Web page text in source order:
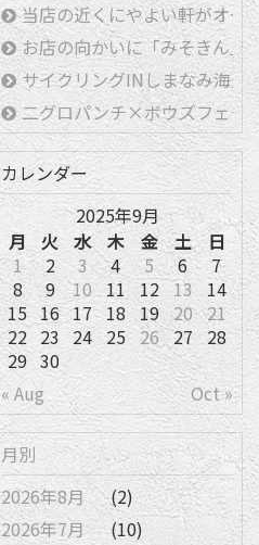
当店の近くにやよい軒がオー
お店の向かいに「みそきん」
サイクリングINしまなみ海道
二グロパンチ×ボウズフェー
カレンダー
2025年9月
月
火 水 木 金 土 日
« Aug Oct »
1 2 3 4 5 6
7
8
9 10 11 12 13
14
15 16 17 18 19 20 21
22 23 24 25 26 27
28
29 30
月別
2026年8月
(2)
2026年7月
(10)